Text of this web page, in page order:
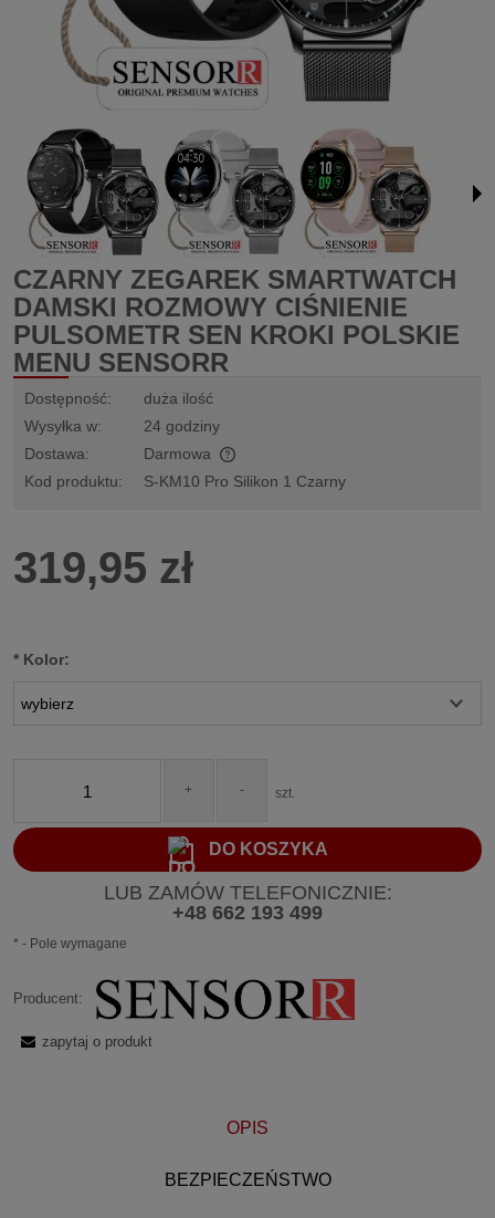
CZARNY ZEGAREK SMARTWATCH
DAMSKI ROZMOWY CIŚNIENIE
PULSOMETR SEN KROKI POLSKIE
MENU SENSORR
Dostępność:
duża ilość
Wysyłka w:
24 godziny
Dostawa:
Darmowa
Cena nie zawiera ewentualnych kosztów płatności
Kod produktu: S-KM10 Pro Silikon 1 Czarny
319,95 zł
* Kolor:
+ - szt.
DO KOSZYKA
LUB ZAMÓW TELEFONICZNIE:
+48 662 193 499
* - Pole wymagane
Producent:
zapytaj o produkt
OPIS
BEZPIECZEŃSTWO